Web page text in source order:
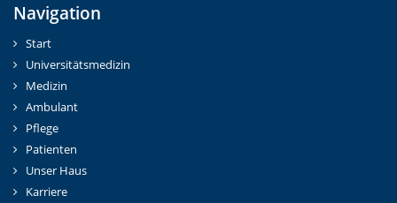
Navigation
Start
Universitätsmedizin
Medizin
Ambulant
Pflege
Patienten
Unser Haus
Karriere